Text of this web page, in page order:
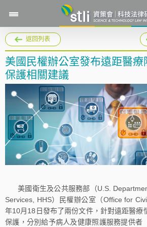
返回列表
美國民權辦公室發布遠距醫
保護相關建議
美國衛生及公共服務部（U.S.
Services, HHS）民權辦公室（Office for
年10月18日發布了兩份文件，針對遠距醫療
保護，分別給予病人及健康照護服務提供者